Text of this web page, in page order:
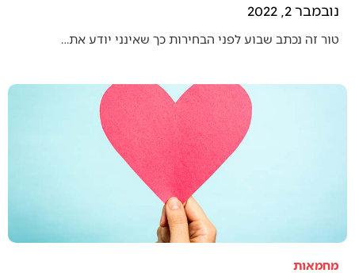
נובמבר 2, 2022
טור זה נכתב שבוע לפני הבחירות כך שאינני יודע את…
מחמאות